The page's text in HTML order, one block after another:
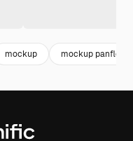
mockup mockup panfleto